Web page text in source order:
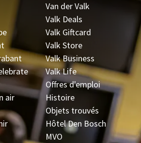
air
Van der Valk
Valk Deals
Valk Giftcard
Valk Store
Valk Business
Valk Life
Offres d'emploi
Histoire
Objets trouvés
Hôtel Den Bosch
MVO